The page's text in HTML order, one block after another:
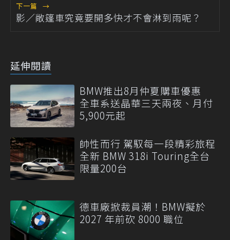
下一篇 →
影／敞篷車究竟要開多快才不會淋到雨呢？
延伸閱讀
BMW推出8月仲夏購車優惠
全車系送晶華三天兩夜、月付
5,900元起
帥性而行 駕馭每一段精彩旅程
全新 BMW 318i Touring全台
限量200台
德車廠掀裁員潮！BMW擬於
2027 年前砍 8000 職位